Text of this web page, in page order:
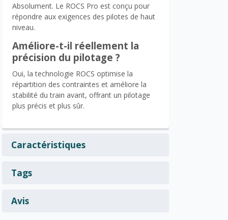
Absolument. Le ROCS Pro est conçu pour
répondre aux exigences des pilotes de haut
niveau.
Améliore-t-il réellement la
précision du pilotage ?
Oui, la technologie ROCS optimise la
répartition des contraintes et améliore la
stabilité du train avant, offrant un pilotage
plus précis et plus sûr.
Caractéristiques
Tags
Avis